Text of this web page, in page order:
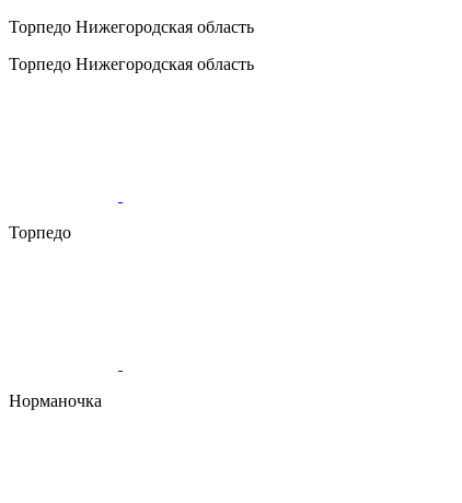
Торпедо Нижегородская область
Торпедо Нижегородская область
Торпедо
Норманочка